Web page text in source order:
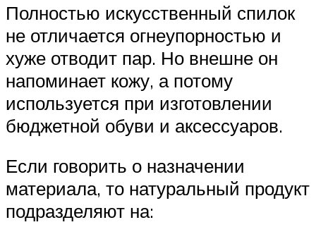
Полностью искусственный спилок
не отличается огнеупорностью и
хуже отводит пар. Но внешне он
напоминает кожу, а потому
используется при изготовлении
бюджетной обуви и аксессуаров.
Если говорить о назначении
материала, то натуральный продукт
подразделяют на: